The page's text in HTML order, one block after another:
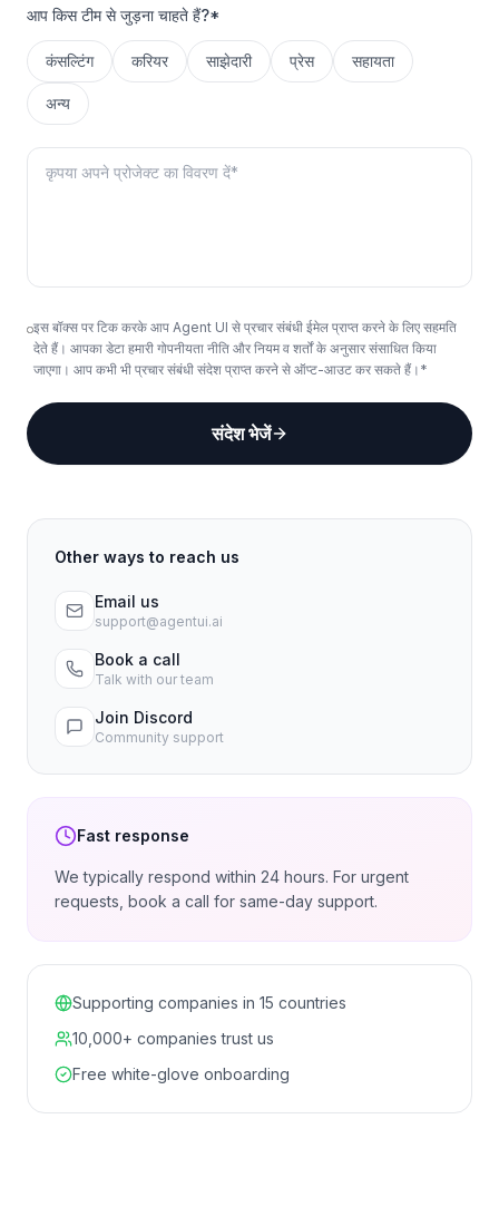
आप किस टीम से जुड़ना चाहते हैं?*
कंसल्टिंग करियर साझेदारी प्रेस सहायता
अन्य
इस बॉक्स पर टिक करके आप Agent UI से प्रचार संबंधी ईमेल प्राप्त करने के लिए सहमति
देते हैं। आपका डेटा हमारी गोपनीयता नीति और नियम व शर्तों के अनुसार संसाधित किया
जाएगा। आप कभी भी प्रचार संबंधी संदेश प्राप्त करने से ऑप्ट-आउट कर सकते हैं।*
संदेश भेजें
Other ways to reach us
Email us
support@agentui.ai
Book a call
Talk with our team
Join Discord
Community support
Fast response
We typically respond within 24 hours. For urgent
requests, book a call for same-day support.
Supporting companies in 15 countries
10,000+ companies trust us
Free white-glove onboarding